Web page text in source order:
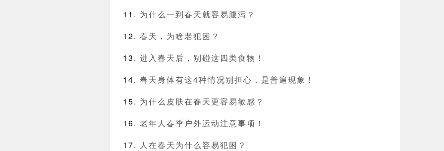
为什么一到春天就容易腹泻？
春天，为啥老犯困？
进入春天后，别碰这四类食物！
春天身体有这4种情况别担心，是普遍现象！
为什么皮肤在春天更容易敏感？
老年人春季户外运动注意事项！
人在春天为什么容易犯困？